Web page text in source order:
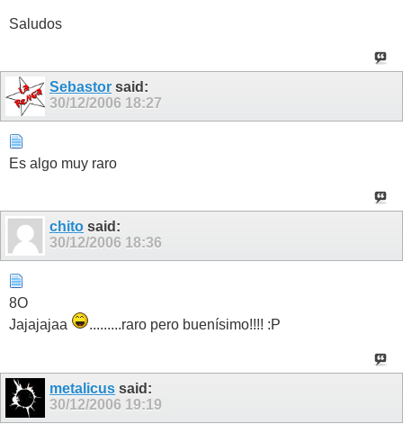
Saludos
Sebastor said:
30/12/2006 18:27
Es algo muy raro
chito said:
30/12/2006 18:36
8O
Jajajajaa
.........raro pero buenísimo!!!! :P
metalicus said:
30/12/2006 19:19